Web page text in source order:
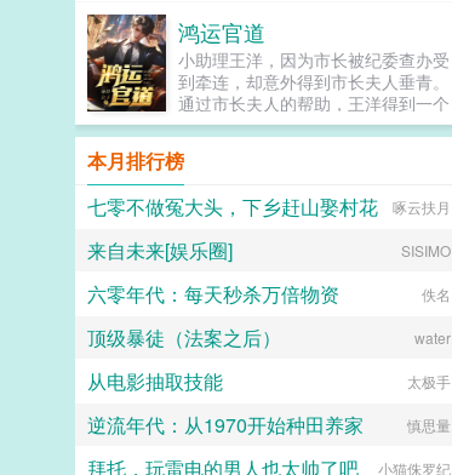
一瞬间有人问她愿不愿意去给秦始皇
当孩子，只要得到始皇帝一句子央，
吾家麒麟女的评价就能在现实世界中
避开这次死亡。子央当然愿意啊！觉
得这是天上掉馅饼的好事，哄着秦始
皇夸自己一句没难度，有嘴就能办。
可是等她到了咸阳发现这事儿还真不
好办，因为李世民版本的扶苏简直是
始皇帝的梦中太子。有了他，所有的
王子公主都是草，只有太子才是宝！
子央咋办？这地狱难度啊，我身体还
在抢救，急需始皇帝夸我一句啊！子
央快急死了，但是李二凤也太优秀
了。子央李二凤我和你拼了！...
死了。妈妈死后第六年，爸爸突然后
悔了。他把真千金赶走，跪在坟墓前
哀求妈妈回到他的身边。所有人都认
为，她不会再回来了。只有我知道，
妈妈一直在我的身边...
鸿运官道
小助理王洋，因为市长被纪委查办受
到牵连，却意外得到市长夫人垂青。
通过市长夫人的帮助，王洋得到一个
u盘，里面记载了众多不为人知的秘
密。从此，王洋官运亨通，红颜不
断，从小助理一路扶摇而上，直入云
霄！...
本月排行榜
七零不做冤大头，下乡赶山娶村花
啄云扶月
来自未来[娱乐圈] SISIMO
六零年代：每天秒杀万倍物资 佚名
顶级暴徒（法案之后） water
从电影抽取技能 太极手
逆流年代：从1970开始种田养家 慎思量
拜托，玩雷电的男人也太帅了吧 小猫侏罗纪